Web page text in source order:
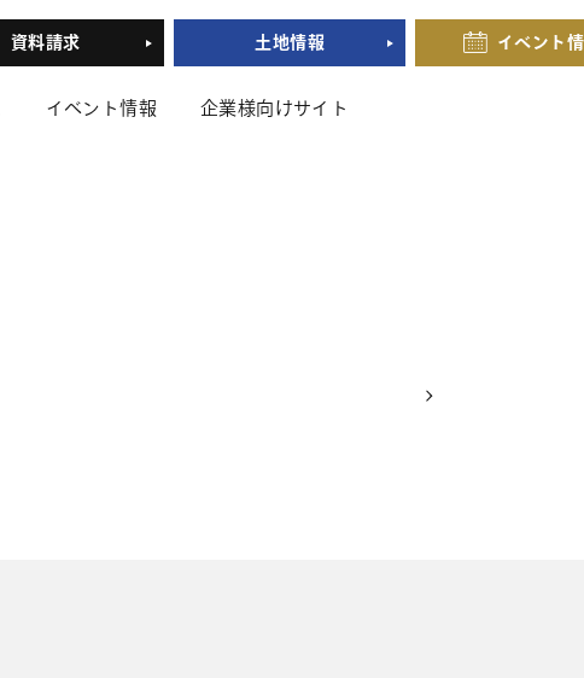
資料請求 土地情報 イベント
イベント情報 企業様向けサイト